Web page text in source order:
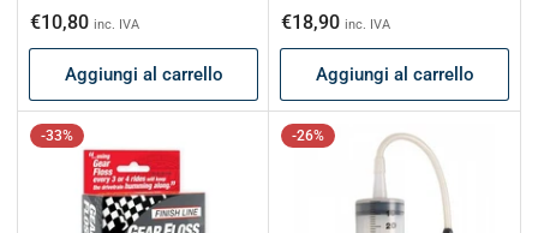
di
listino
scontato
€10,80 inc. IVA
Aggiungi al carrello
di
listino
scontato
€18,90 inc. IVA
Aggiungi al carrello
-33% -26%